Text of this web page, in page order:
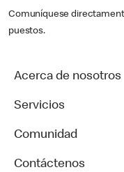
Comuníquese
puestos.
Acerca de nosotros
Servicios
Comunidad
Contáctenos